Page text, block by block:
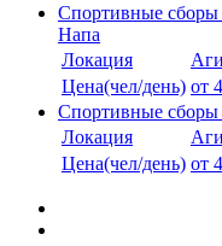
Спортивные
Напа
Локация
Цена(чел/день) от
Спортивные
Локация
Цена(чел/день) от